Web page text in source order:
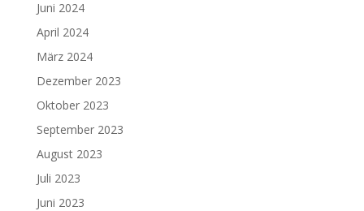
Juni 2024
April 2024
März 2024
Dezember 2023
Oktober 2023
September 2023
August 2023
Juli 2023
Juni 2023